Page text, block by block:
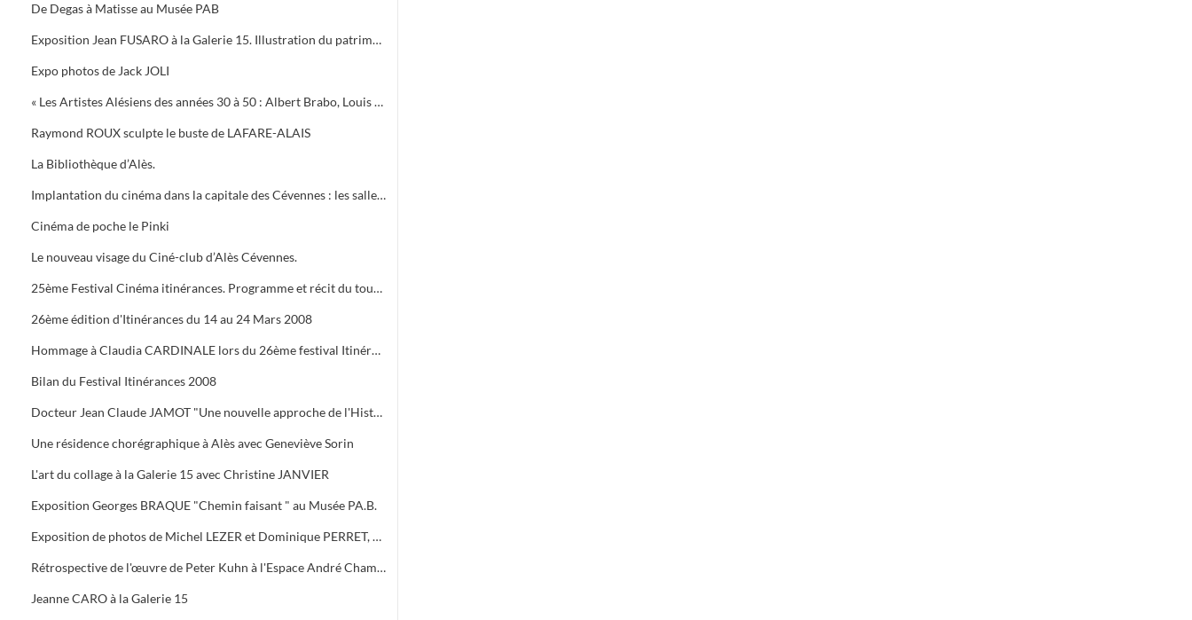
De Degas à Matisse au Musée PAB
Exposition Jean FUSARO à la Galerie 15. Illustration du patrimoine alésien
Expo photos de Jack JOLI
« Les Artistes Alésiens des années 30 à 50 : Albert Brabo, Louis Cabanes, Louis Arcaix et René Aberlenc » par Annie Corbier
Raymond ROUX sculpte le buste de LAFARE-ALAIS
La Bibliothèque d’Alès.
Implantation du cinéma dans la capitale des Cévennes : les salles du début du siècle à nos jours.
Cinéma de poche le Pinki
Le nouveau visage du Ciné-club d’Alès Cévennes.
25ème Festival Cinéma itinérances. Programme et récit du tournage dans les cévennes d' "Un homme de trop"
26ème édition d'Itinérances du 14 au 24 Mars 2008
Hommage à Claudia CARDINALE lors du 26ème festival Itinérances. En photo avec Max ROUSTAN, Maire
Bilan du Festival Itinérances 2008
Docteur Jean Claude JAMOT "Une nouvelle approche de l'Histoire et de l'Archéologie appliquée aux Celtes
Une résidence chorégraphique à Alès avec Geneviève Sorin
L'art du collage à la Galerie 15 avec Christine JANVIER
Exposition Georges BRAQUE "Chemin faisant " au Musée PA.B.
Exposition de photos de Michel LEZER et Dominique PERRET, de peintures de Monique SANTORO à l'OFFICE DE TOURISME pour la Féria d'Alès
Rétrospective de l'œuvre de Peter Kuhn à l'Espace André Chamson. Exposition consacrée à Vauban à l'OFFICE DE TOURISME. Présentation de saison hors les murs du cratère
Jeanne CARO à la Galerie 15